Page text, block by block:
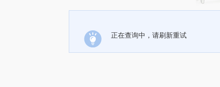
正在查询中，请刷新重试